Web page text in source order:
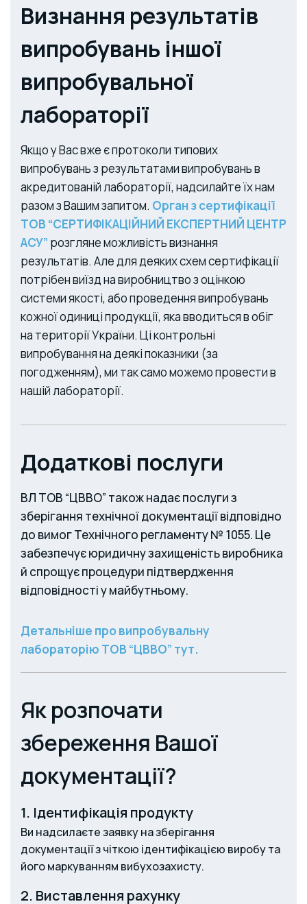
Визнання результатів
випробувань іншої
випробувальної
лабораторії
Якщо у Вас вже є протоколи типових
випробувань з результатами випробувань в
акредитованій лабораторії, надсилайте їх нам
разом з Вашим запитом. Орган з сертифікації
ТОВ “СЕРТИФІКАЦІЙНИЙ ЕКСПЕРТНИЙ ЦЕНТР
АСУ” розгляне можливість визнання
результатів. Але для деяких схем сертифікації
потрібен виїзд на виробництво з оцінкою
системи якості, або проведення випробувань
кожної одиниці продукції, яка вводиться в обіг
на території України. Ці контрольні
випробування на деякі показники (за
погодженням), ми так само можемо провести в
нашій лабораторії.
Додаткові послуги
ВЛ ТОВ “ЦВВО” також надає послуги з
зберігання технічної документації відповідно
до вимог Технічного регламенту № 1055. Це
забезпечує юридичну захищеність виробника
й спрощує процедури підтвердження
відповідності у майбутньому.
Детальніше про випробувальну
лабораторію ТОВ “ЦВВО” тут.
Як розпочати
збереження Вашої
документації?
1. Ідентифікація продукту
Ви надсилаєте заявку на зберігання
документації з чіткою ідентифікацією виробу та
його маркуванням вибухозахисту.
2. Виставлення рахунку